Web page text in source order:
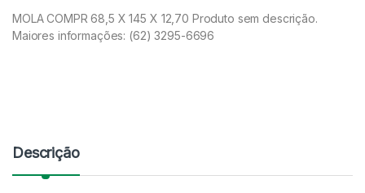
MOLA COMPR 68,5 X 145 X 12,70 Produto sem descrição.
Maiores informações: (62) 3295-6696
Descrição